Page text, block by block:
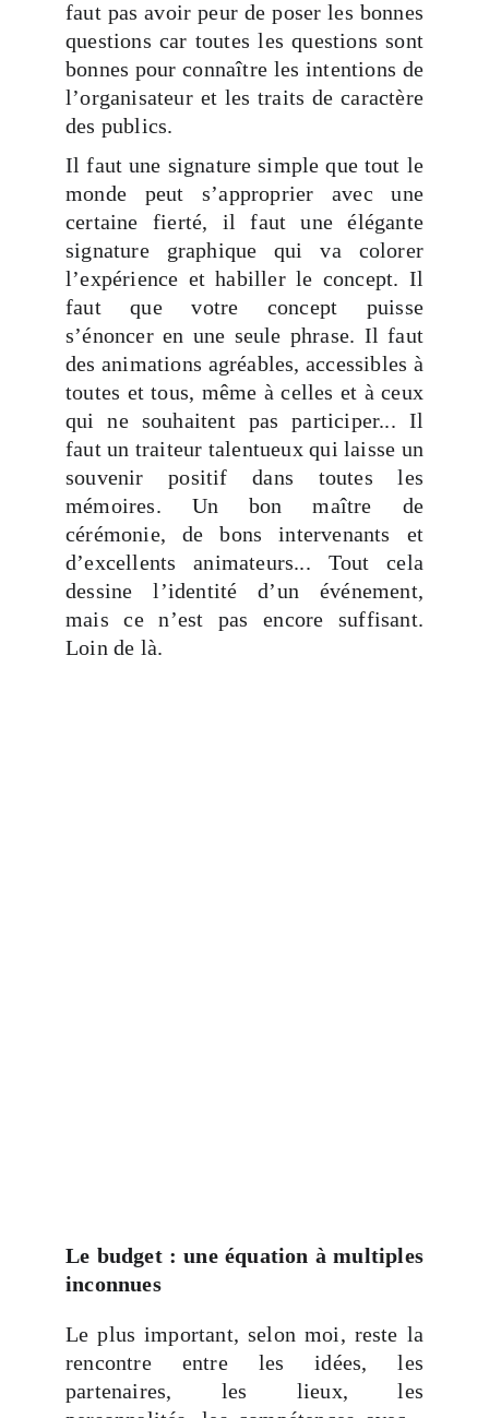
faut pas avoir peur de poser les bonnes
questions car toutes les questions sont
bonnes pour connaître les intentions de
l’organisateur et les traits de caractère
des publics.
Il faut une signature simple que tout le
monde peut s’approprier avec une
certaine fierté, il faut une élégante
signature graphique qui va colorer
l’expérience et habiller le concept. Il
faut que votre concept puisse
s’énoncer en une seule phrase. Il faut
des animations agréables, accessibles à
toutes et tous, même à celles et à ceux
qui ne souhaitent pas participer... Il
faut un traiteur talentueux qui laisse un
souvenir positif dans toutes les
mémoires. Un bon maître de
cérémonie, de bons intervenants et
d’excellents animateurs... Tout cela
dessine l’identité d’un événement,
mais ce n’est pas encore suffisant.
Loin de là.
Le budget : une équation à multiples
inconnues
Le plus important, selon moi, reste la
rencontre entre les idées, les
partenaires, les lieux, les